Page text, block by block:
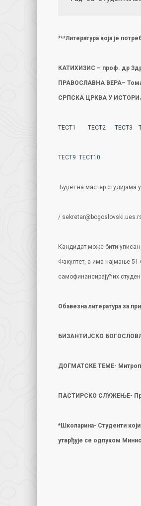
***Литература која је
КАТИХИЗИС – проф. др
ПРАВОСЛАВНА ВЕРА–
СРПСКА ЦРКВА У
ТЕСТ1 ТЕСТ2 ТЕСТ3
ТЕСТ9 ТЕСТ10
Буџет на мастер студијама
/
Кандидат може бити уписан
Факултет, а има најмање 51
самофинансирајућих
Обавезна литература за
БИЗАНТИЈСКО
ДОГМАТСКЕ ТЕМЕ-
ПАСТИРСКО СЛУЖЕЊЕ-
*Школарина- Студенти
утврђује се одлуком